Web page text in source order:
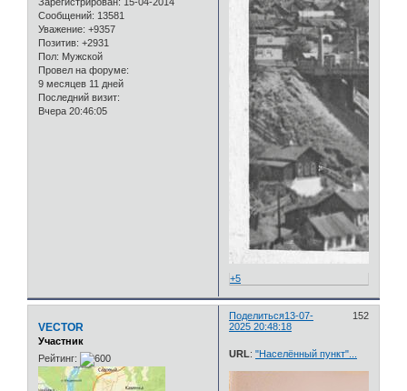
Сообщений: 13581
Уважение: +9357
Позитив: +2931
Пол: Мужской
Провел на форуме:
9 месяцев 11 дней
Последний визит:
Вчера 20:46:05
+5
Поделиться 152
13-07-
2025 20:48:18
VECTOR
Участник
Рейтинг:
URL:"Населённый пункт"...